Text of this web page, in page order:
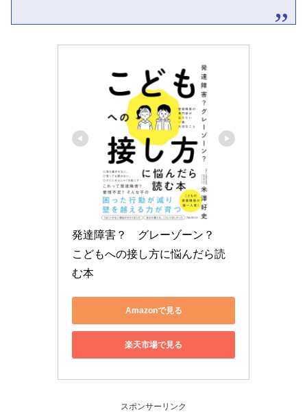
発達障害？　グレーゾーン？
こどもへの接し方に悩んだら読
む本
Amazonで見る
楽天市場で見る
スポンサーリンク